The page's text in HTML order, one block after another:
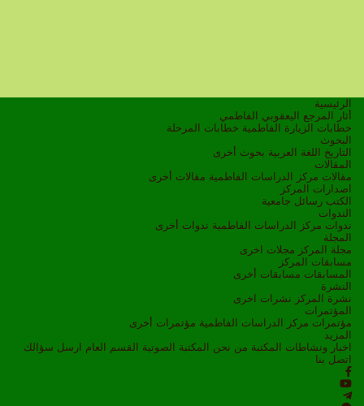
الرئيسية
أثار المرجع اليعقوبي الفاطمي
خطابات الزيارة الفاطمية خطابات المرحلة
البحوث
التاريخ
اللغة العربية بحوث أخرى
المقالات
مقالات مركز الدراسات الفاطمية مقالات أخرى
اصدارات المركز
الكتب رسائل جامعية
الندوات
ندوات مركز الدراسات الفاطمية ندوات أخرى
المجلة
مجلة المركز مجلات اخرى
مسابقات المركز
المسابقات مسابقات أخرى
النشرة
نشرة المركز نشرات اخرى
المؤتمرات
مؤتمرات مركز الدراسات الفاطمية مؤتمرات أخرى
المزيد
اخبار ونشاطات
المكتبة من نحن المكتبة الصوتية القسم العام ارسل سؤالك
اتصل بنا